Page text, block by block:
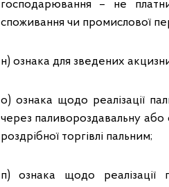
господарювання – не
споживання чи промислової
н) ознака для зведених
о) ознака щодо реалізації
через паливороздавальну
роздрібної торгівлі пальним;
п) ознака щодо реалізації